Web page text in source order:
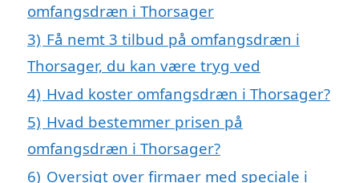
omfangsdræn i Thorsager
3) Få nemt 3 tilbud på omfangsdræn i
Thorsager, du kan være tryg ved
4) Hvad koster omfangsdræn i Thorsager?
5) Hvad bestemmer prisen på
omfangsdræn i Thorsager?
6) Oversigt over firmaer med speciale i